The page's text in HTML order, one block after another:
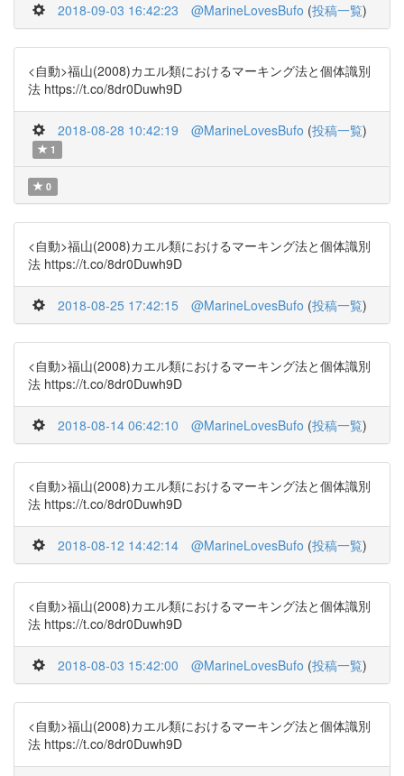
2018-09-03 16:42:23 @MarineLovesBufo (投稿一覧)
<自動>福山(2008)カエル類におけるマーキング法と個体識別
法 https://t.co/8dr0Duwh9D
2018-08-28 10:42:19 @MarineLovesBufo (投稿一覧)
1
0
<自動>福山(2008)カエル類におけるマーキング法と個体識別
法 https://t.co/8dr0Duwh9D
2018-08-25 17:42:15 @MarineLovesBufo (投稿一覧)
<自動>福山(2008)カエル類におけるマーキング法と個体識別
法 https://t.co/8dr0Duwh9D
2018-08-14 06:42:10 @MarineLovesBufo (投稿一覧)
<自動>福山(2008)カエル類におけるマーキング法と個体識別
法 https://t.co/8dr0Duwh9D
2018-08-12 14:42:14 @MarineLovesBufo (投稿一覧)
<自動>福山(2008)カエル類におけるマーキング法と個体識別
法 https://t.co/8dr0Duwh9D
2018-08-03 15:42:00 @MarineLovesBufo (投稿一覧)
<自動>福山(2008)カエル類におけるマーキング法と個体識別
法 https://t.co/8dr0Duwh9D